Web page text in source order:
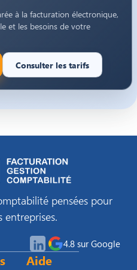
à la facturation électronique,
et les besoins de votre
Consulter les tarifs
pensées pour
4.8 sur Google
Aide